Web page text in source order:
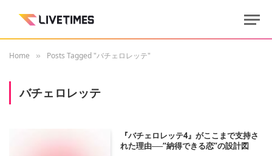
Home » Posts Tagged "バチェロレッテ"
バチェロレッテ
『バチェロレッテ4』がここまで支持さ
れた理由──“納得できる恋”の設計図